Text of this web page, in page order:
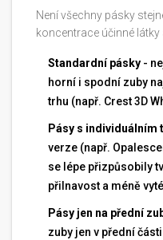
Není všechny pásky
koncentrace účinné
Standardní pásky -
horní i spodní zuby
trhu (např. Crest 3D
Pásy s individuálním
verze (např.
se lépe přizpůsobily
přilnavost a méně
Pásy jen na přední
zuby jen v přední